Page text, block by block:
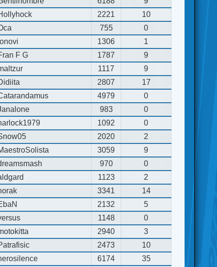
2221
10
755
0
1306
1
F G
1787
9
1117
9
2807
17
4979
0
983
0
1092
0
2020
2
3059
9
970
0
1123
2
3341
14
2132
5
1148
0
2940
3
2473
10
6174
35